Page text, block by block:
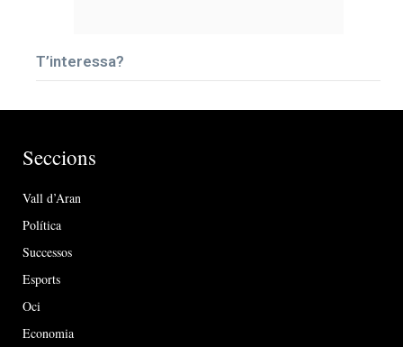
T’interessa?
Seccions
Vall d’Aran
Política
Successos
Esports
Oci
Economia